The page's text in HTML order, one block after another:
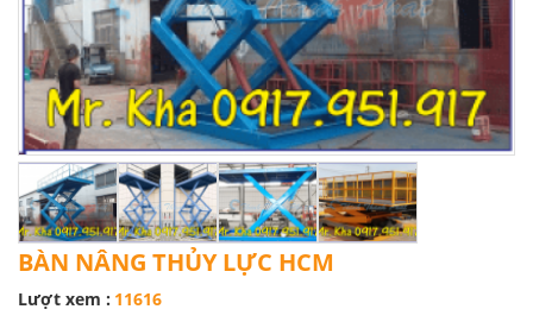
BÀN NÂNG THỦY LỰC HCM
Lượt xem : 11616